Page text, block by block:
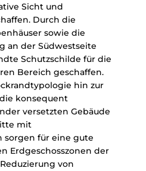
Sicht und
Durch die
sowie die
an der Südwestseite
Schutzschilde für die
Bereich geschaffen.
hin zur
konsequent
versetzten Gebäude
mit
sorgen für eine gute
Erdgeschosszonen der
von